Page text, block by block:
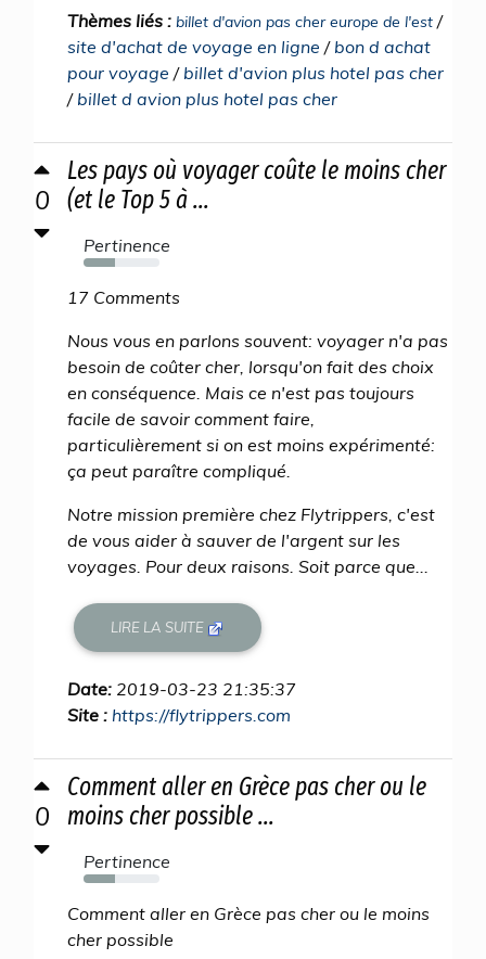
Thèmes liés : billet d'avion pas cher europe de l'est /
site d'achat de voyage en ligne / bon d achat
pour voyage / billet d'avion plus hotel pas cher
/ billet d avion plus hotel pas cher
0
Les pays où voyager coûte le moins cher
(et le Top 5 à ...
Pertinence
41%
17 Comments
Nous vous en parlons souvent: voyager n'a pas
besoin de coûter cher, lorsqu'on fait des choix
en conséquence. Mais ce n'est pas toujours
facile de savoir comment faire,
particulièrement si on est moins expérimenté:
ça peut paraître compliqué.
Notre mission première chez Flytrippers, c'est
de vous aider à sauver de l'argent sur les
voyages. Pour deux raisons. Soit parce que...
LIRE LA SUITE
Date: 2019-03-23 21:35:37
Site : https://flytrippers.com
0
Comment aller en Grèce pas cher ou le
moins cher possible ...
Pertinence
41%
Comment aller en Grèce pas cher ou le moins
cher possible